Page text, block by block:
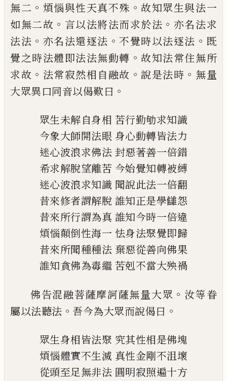
無二 。 煩惱與性天真不殊 。故知眾生與法一
如無二故 。 言以法將法而求於法 。 亦名法求
法法 。 亦名法還逐法 。不覺時以法逐法 。 既
覺之時法體即法法無動轉 。故知法常住無所
求故 。 法常寂然相自融故 。說是法時 。 無量
大眾異口同音以偈歎曰 。
眾生未解自身相 苦行勤劬求知識
今象大師開法眼 身心動轉皆法力
迷心波浪求佛法 封惡著善一倍錯
希求解脫望離苦 今始覺知轉被縛
迷心波浪求知識 聞說此法一倍翻
昔來修者謂解脫 誰知正是學讎怨
昔來所行謂為真 誰知今時一倍違
煩惱顛倒性海一 怯身法聚覺即歸
昔來所聞種種法 棄惡從善向佛果
誰知貪佛為毒繼 苦剋不當大殃禍
佛告混融菩薩摩訶薩無量大眾 。 汝等眷
屬以法聽法 。 吾今為大眾而說偈曰 。
眾生身相皆法聚 究其性相是佛塊
煩惱體實不生滅 真性金剛不沮壞
從頭至足無非法 圓明寂照遍十方